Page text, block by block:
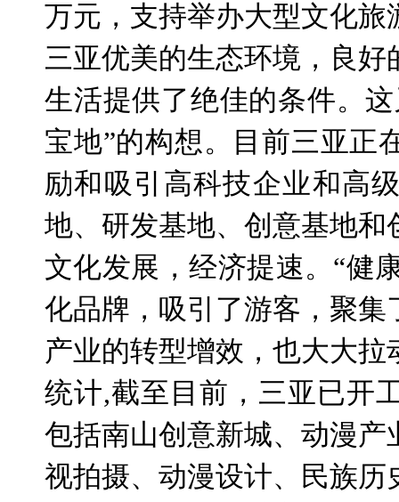
万元，支持举办大型文化旅
三亚优美的生态环境，良
生活提供了绝佳的条件。
宝地”的构想。目前三亚正
励和吸引高科技企业和高
地、研发基地、创意基地和
文化发展，经济提速。“健
化品牌，吸引了游客，聚
产业的转型增效，也大大
统计,截至目前，三亚已开
包括南山创意新城、动漫
视拍摄、动漫设计、民族